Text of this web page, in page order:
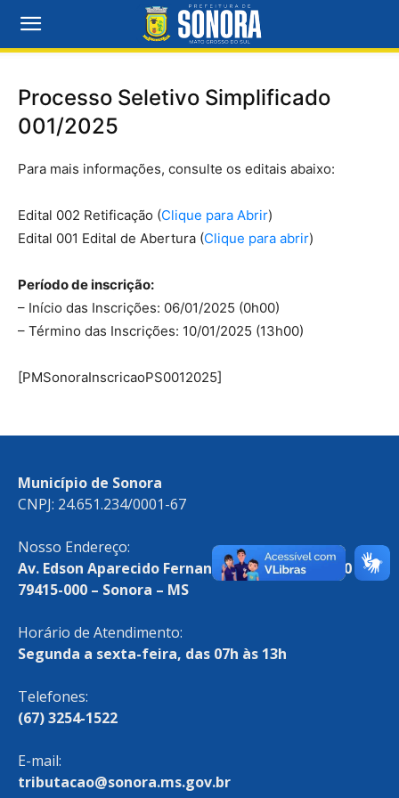
Processo Seletivo Simplificado
001/2025
Para mais informações, consulte os editais abaixo:
Edital 002 Retificação (Clique para Abrir)
Edital 001 Edital de Abertura (Clique para abrir)
Período de inscrição:
– Início das Inscrições: 06/01/2025 (0h00)
– Término das Inscrições: 10/01/2025 (13h00)
[PMSonoraInscricaoPS0012025]
Município de Sonora
CNPJ: 24.651.234/0001-67
Nosso Endereço:
Av. Edson Aparecido Fernandes de Campos, 750
79415-000 – Sonora – MS
Horário de Atendimento:
Segunda a sexta-feira, das 07h às 13h
Telefones:
(67) 3254-1522
E-mail:
tributacao@sonora.ms.gov.br